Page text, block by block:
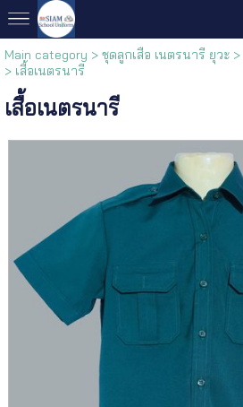
Main category > ชุดลูกเสือ เนตรนารี ยุวะ>
> เสื้อเนตรนารี
เสื้อเนตรนารี